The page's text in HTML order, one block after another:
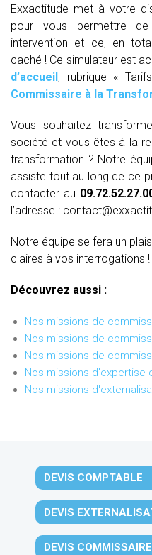
Exxactitude met à votre
pour vous permettre
intervention et ce, en
caché ! Ce simulateur est
d’accueil, rubrique «
Commissaire à la
Vous souhaitez
société et vous êtes à la
transformation ? Notre
assiste tout au long de ce
contacter au
l’adresse :
Notre équipe se fera un
claires à vos interrogations !
Découvrez aussi :
Nos missions de
Nos missions de
Nos missions de
Nos missions d'expertise
Nos missions
DEVIS COMPTABLE
DEVIS
DEVIS